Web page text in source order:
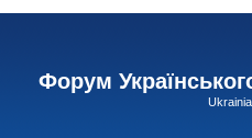
Форум